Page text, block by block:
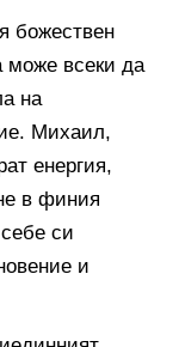
божествен
може всеки да
на
Михаил,
енергия,
в финия
си
и